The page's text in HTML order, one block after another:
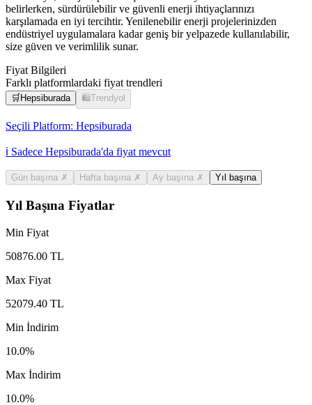
belirlerken, sürdürülebilir ve güvenli enerji ihtiyaçlarınızı
karşılamada en iyi tercihtir. Yenilenebilir enerji projelerinizden
endüstriyel uygulamalara kadar geniş bir yelpazede kullanılabilir,
size güven ve verimlilik sunar.
Fiyat Bilgileri
Farklı platformlardaki fiyat trendleri
🛒 Hepsiburada 🛍️Trendyol
Seçili Platform: Hepsiburada
ℹ️ Sadece Hepsiburada'da fiyat mevcut
Gün başına ✗ Hafta başına ✗ Ay başına ✗ Yıl başına
Yıl Başına Fiyatlar
Min Fiyat
50876.00 TL
Max Fiyat
52079.40 TL
Min İndirim
10.0%
Max İndirim
10.0%